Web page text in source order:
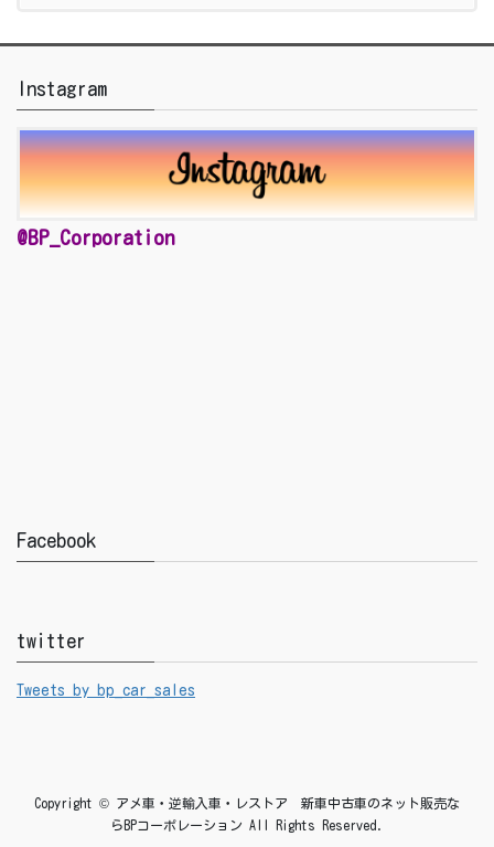
Instagram
@BP_Corporation
Facebook
twitter
Tweets by bp_car_sales
Copyright © アメ車・逆輸入車・レストア 新車中古車のネット販売な
らBPコーポレーション All Rights Reserved.